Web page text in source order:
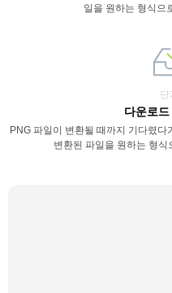
일을 원하는 형식으
단
다운로
PNG 파일이 변환될 때까지 기다렸
변환된 파일을 원하는 형